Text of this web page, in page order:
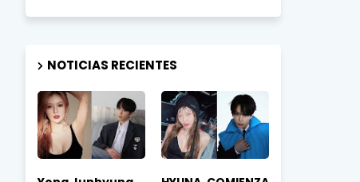
NOTICIAS RECIENTES